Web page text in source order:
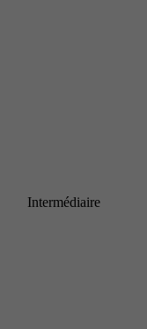
Intermédiaire